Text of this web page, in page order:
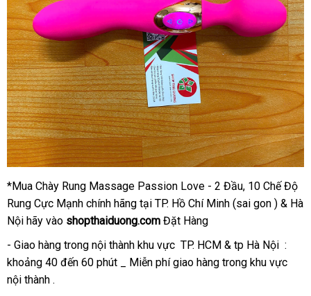
*Mua Chày Rung Massage Passion Love - 2 Đầu, 10 Chế Độ
Rung Cực Mạnh chính hãng tại TP. Hồ Chí Minh (sai gon ) & Hà
Nội hãy vào shopthaiduong.com Đặt Hàng
- Giao hàng trong nội thành khu vực TP. HCM & tp Hà Nội :
khoảng 40 đến 60 phút _ Miễn phí giao hàng trong khu vực
nội thành .